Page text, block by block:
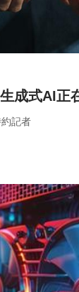
成式AI正
記者